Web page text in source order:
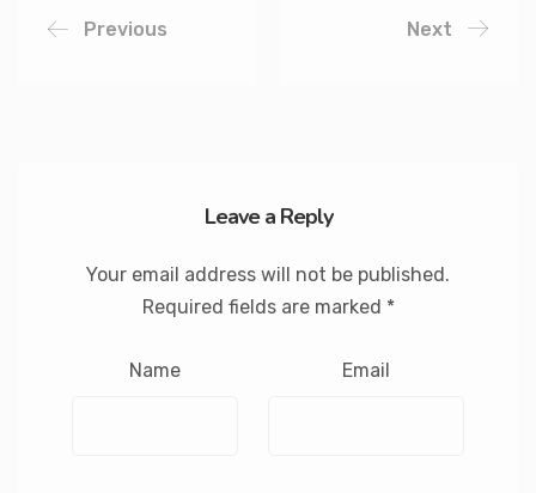
Previous Next
Leave a Reply
Your email address will not be published.
Required fields are marked *
Name Email